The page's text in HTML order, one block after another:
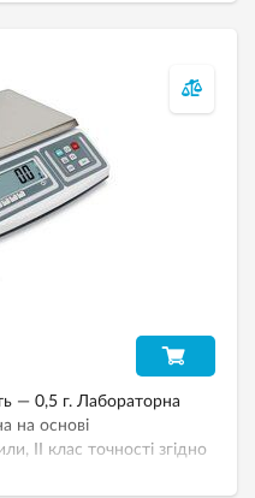
— 0,5 г. Лабораторна
на основі
IІ клас точності згідно